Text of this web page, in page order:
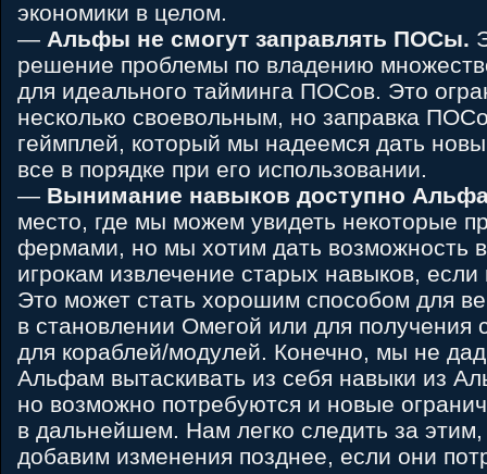
экономики в целом.
— Альфы не смогут заправлять ПОСы.
решение проблемы по владению
для идеального тайминга ПОСов. Это
несколько своевольным, но заправка
геймплей, который мы надеемся дать
все в порядке при его использовании.
— Вынимание навыков доступно
место, где мы можем увидеть некоторые
фермами, но мы хотим дать возможность
игрокам извлечение старых навыков, если
Это может стать хорошим способом для
в становлении Омегой или для получения
для кораблей/модулей. Конечно, мы не
Альфам вытаскивать из себя навыки из
но возможно потребуются и новые
в дальнейшем. Нам легко следить за
добавим изменения позднее, если они